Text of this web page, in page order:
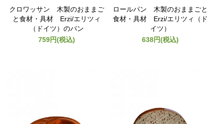
クロワッサン 木製のおままご
と食材・具材 Erzi/エリツィ
（ドイツ）のパン
759円(税込)
ロールパン 木製のおままごと
食材・具材 Erzi/エリツィ（ド
イツ）
638円(税込)